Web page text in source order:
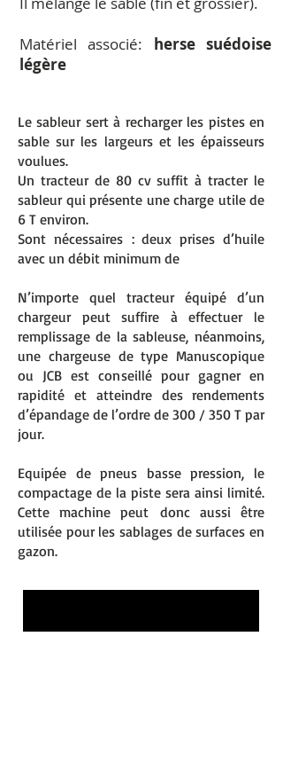
Le sableur sert à recharger les pistes en
sable sur les largeurs et les épaisseurs
voulues.
Un tracteur de 80 cv suffit à tracter le
sableur qui présente une charge utile de
6 T environ.
Sont nécessaires : deux prises d’huile
avec un débit minimum de
N’importe quel tracteur équipé d’un
chargeur peut suffire à effectuer le
remplissage de la sableuse, néanmoins,
une chargeuse de type Manuscopique
ou JCB est conseillé pour gagner en
rapidité et atteindre des rendements
d’épandage de l’ordre de 300 / 350 T par
jour.
Equipée de pneus basse pression, le
compactage de la piste sera ainsi limité.
Cette machine peut donc aussi être
utilisée pour les sablages de surfaces en
gazon.
Matériel associé: herse suédoise
légère